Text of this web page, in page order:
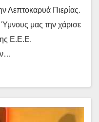
Λεπτοκαρυά Πιερίας.
μας την χάρισε
Ε.Ε.Ε.